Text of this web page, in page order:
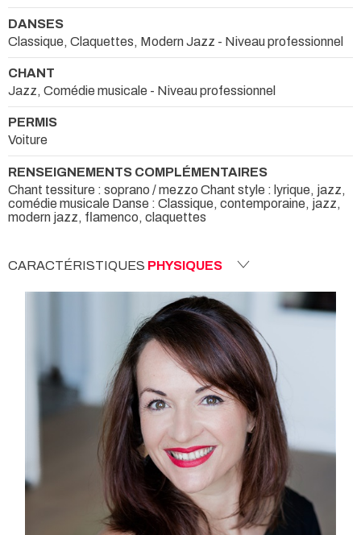
DANSES
Classique, Claquettes, Modern Jazz - Niveau professionnel
CHANT
Jazz, Comédie musicale - Niveau professionnel
PERMIS
Voiture
RENSEIGNEMENTS COMPLÉMENTAIRES
Chant tessiture : soprano / mezzo Chant style : lyrique, jazz,
comédie musicale Danse : Classique, contemporaine, jazz,
modern jazz, flamenco, claquettes
CARACTÉRISTIQUES PHYSIQUES